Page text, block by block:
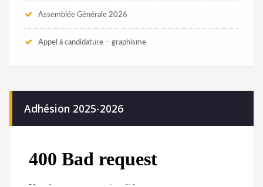
Assemblée Générale 2026
Appel à candidature – graphisme
Adhésion 2025-2026